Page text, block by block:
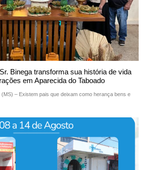
Binega transforma sua história de vida
em Aparecida do Taboado
(MS) – Existem pais que deixam como herança bens e